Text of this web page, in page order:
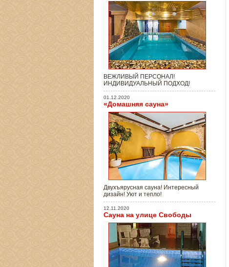
ВЕЖЛИВЫЙ ПЕРСОНАЛ!
ИНДИВИДУАЛЬНЫЙ ПОДХОД!
01.12.2020
«Домашняя сауна»
Двухъярусная сауна! Интересный
дизайн! Уют и тепло!
12.11.2020
Сауна на улице Свободы